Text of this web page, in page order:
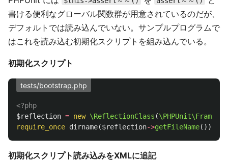
書ける便利なグローバル関数群が用意されているのだが、
デフォルトでは読み込んでいない。サンプルプログラムで
はこれを読み込む初期化スクリプトを組み込んでいる。
初期化スクリプト
tests/bootstrap.php
<?php
$reflection = new \ReflectionClass (
require_once dirname($reflection->getFileName())
初期化スクリプト読み込みをXMLに追記